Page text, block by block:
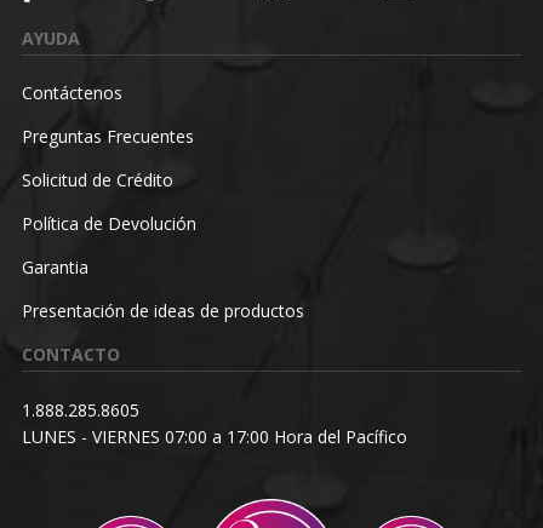
AYUDA
Contáctenos
Preguntas Frecuentes
Solicitud de Crédito
Política de Devolución
Garantia
Presentación de ideas de productos
CONTACTO
1.888.285.8605
LUNES - VIERNES 07:00 a 17:00 Hora del Pacífico